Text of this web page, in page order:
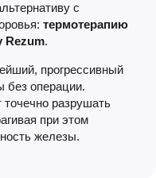
с
термотерапию
Rezum.
прогрессивный
без операции.
точечно разрушать
при этом
железы.⁠